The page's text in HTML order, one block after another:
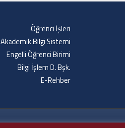
Öğrenci İşleri
Akademik Bilgi Sistemi
Engelli Öğrenci Birimi
Bilgi İşlem D. Bşk.
E-Rehber